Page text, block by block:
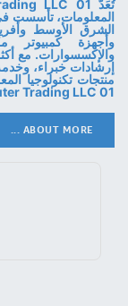
الشرق الأوسط
وأجهزة كمبيوتر
إرشادات خبراء،
منتجات تكنولوجيا
01 Computer Trading LLC هو شريكك الموثوق في التكنولوجيا.
ABOUT MORE ...